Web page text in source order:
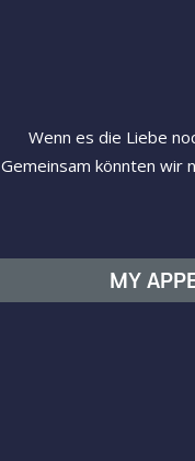
Wenn es die Liebe
Gemeinsam könnten wir
MY